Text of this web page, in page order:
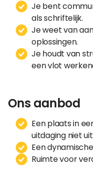
Je bent
als schriftelijk.
Je weet van
oplossingen.
Je houdt van
een vlot
Ons aanbod
Een plaats in
uitdaging niet
Een
Ruimte voor